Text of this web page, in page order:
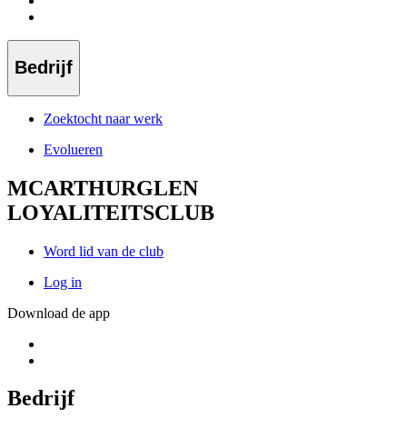
Bedrijf
Zoektocht naar werk
Evolueren
MCARTHURGLEN
LOYALITEITSCLUB
Word lid van de club
Log in
Download de app
Bedrijf